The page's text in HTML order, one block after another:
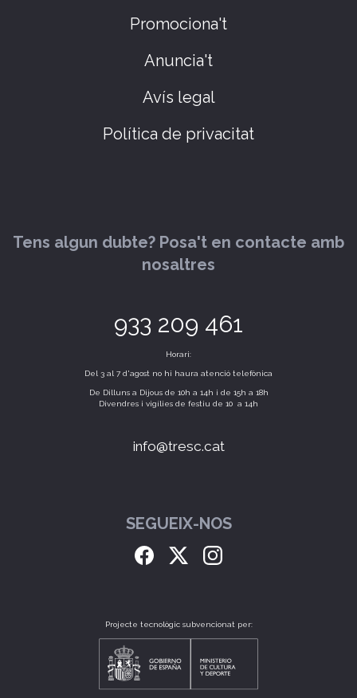
Promociona't
Anuncia't
Avís legal
Política de privacitat
Tens algun dubte? Posa't en contacte amb
nosaltres
933 209 461
Horari:
Del 3 al 7 d'agost no hi haura atenció telefònica
De Dilluns a Dijous de 10h a 14h i de 15h a 18h
Divendres i vigílies de festiu de 10 a 14h
info@tresc.cat
SEGUEIX-NOS
Projecte tecnològic subvencionat per: